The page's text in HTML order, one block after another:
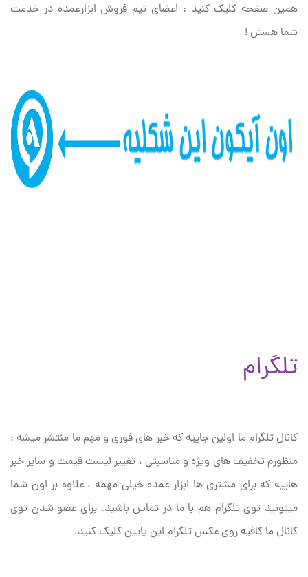
همین صفحه کلیک کنید : اعضای تیم فروش ابزارعمده در خدمت
شما هستن !
تلگرام
کانال تلگرام ما اولین جاییه که خبر های فوری و مهم ما منتشر میشه ؛
منظورم تخفیف های ویژه و مناسبتی ، تغییر لیست قیمت و سایر خبر
هاییه که برای مشتری ها ابزار عمده خیلی مهمه ، علاوه بر اون شما
میتونید توی تلگرام هم با ما در تماس باشید. برای عضو شدن توی
کانال ما کافیه روی عکس تلگرام این پایین کلیک کنید.